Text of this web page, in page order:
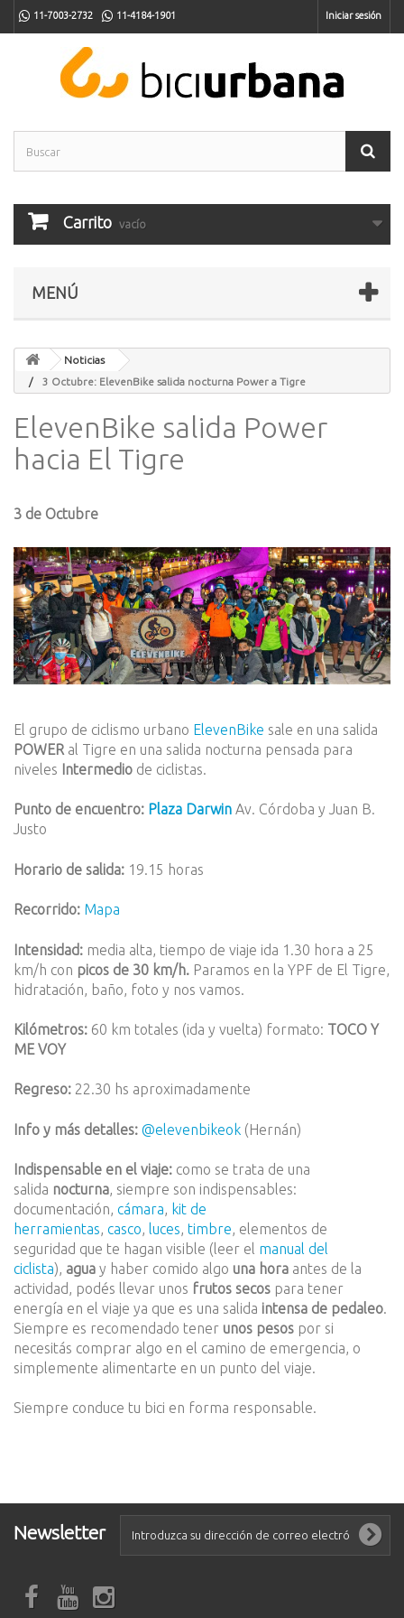
11-7003-2732 11-4184-1901 Iniciar sesión
Carrito vacío
MENÚ
Noticias
3 Octubre: ElevenBike salida nocturna Power a Tigre
ElevenBike salida Power
hacia El Tigre
3 de Octubre
El grupo de ciclismo urbano ElevenBike sale en una salida
POWER al Tigre en una salida nocturna pensada para
niveles Intermedio de ciclistas.
Punto de encuentro: Plaza Darwin Av. Córdoba y Juan B.
Justo
Horario de salida: 19.15 horas
Recorrido: Mapa
Intensidad: media alta, tiempo de viaje ida 1.30 hora a 25
km/h con picos de 30 km/h. Paramos en la YPF de El Tigre,
hidratación, baño, foto y nos vamos.
Kilómetros: 60 km totales (ida y vuelta) formato: TOCO Y
ME VOY
Regreso: 22.30 hs aproximadamente
Info y más detalles: @elevenbikeok (Hernán)
Indispensable en el viaje: como se trata de una
salida nocturna, siempre son indispensables:
documentación, cámara, kit de
herramientas, casco, luces, timbre, elementos de
seguridad que te hagan visible (leer el manual del
ciclista), agua y haber comido algo una hora antes de la
actividad, podés llevar unos frutos secos para tener
energía en el viaje ya que es una salida intensa de pedaleo.
Siempre es recomendado tener unos pesos por si
necesitás comprar algo en el camino de emergencia, o
simplemente alimentarte en un punto del viaje.
Siempre conduce tu bici en forma responsable.
Newsletter